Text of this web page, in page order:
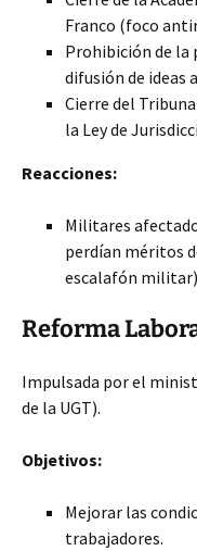
Franco (foco
Prohibición de
difusión de ideas
Cierre del
la Ley de
Reacciones:
Militares
perdían méritos
escalafón
Reforma
Impulsada por el
de la UGT).
Objetivos:
Mejorar las
trabajadores.